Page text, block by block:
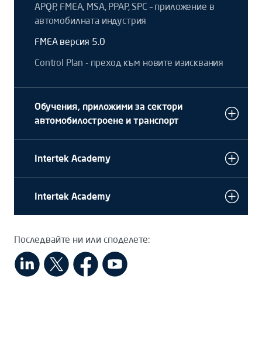
APQP, FMEA, MSA, PPAP, SPC – приложение в
автомобилната индустрия
FMEA версия 5.0
Control Plan - преход към новите изисквания
Обучения, приложими за сектори
автомобилостроене и транспорт
Intertek Academy
Intertek Academy
Последвайте ни или споделете: